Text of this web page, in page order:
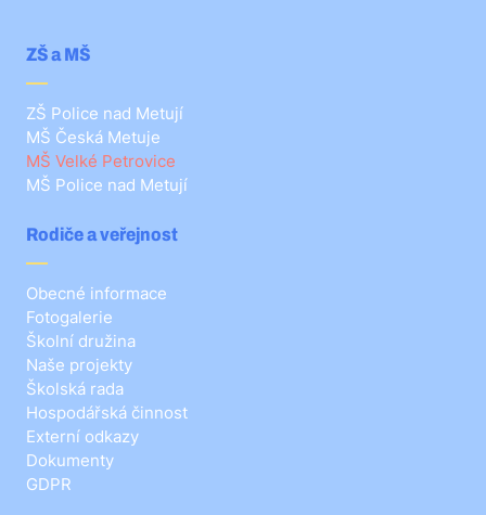
ZŠ a MŠ
ZŠ Police nad Metují
MŠ Česká Metuje
MŠ Velké Petrovice
MŠ Police nad Metují
Rodiče a veřejnost
Obecné informace
Fotogalerie
Školní družina
Naše projekty
Školská rada
Hospodářská činnost
Externí odkazy
Dokumenty
GDPR